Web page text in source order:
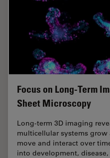
Focus on Long-Term
Sheet Microscopy
Long-term 3D imaging
multicellular systems
move and interact over
into development,